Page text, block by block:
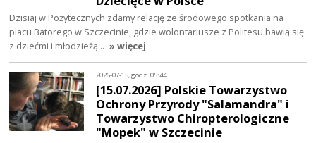
Dzisiaj w Pożytecznych zdamy relację ze środowego spotkania na
placu Batorego w Szczecinie, gdzie wolontariusze z Politesu bawią się
z dziećmi i młodzieżą… » więcej
2026-07-15, godz. 05:44
[15.07.2026] Polskie Towarzystwo
Ochrony Przyrody "Salamandra" i
Towarzystwo Chiropterologiczne
"Mopek" w Szczecinie